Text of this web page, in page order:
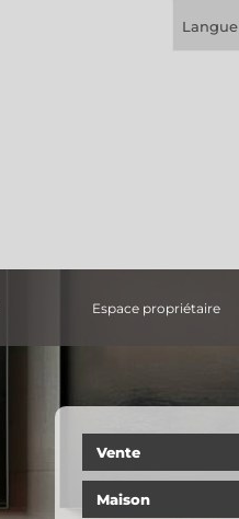
Langue
espace propriétaire
Vente
Maison